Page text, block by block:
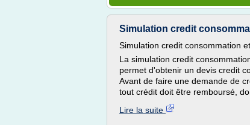
Simulation credit
Simulation credit consommation
La simulation credit
permet d'obtenir un devis credit
Avant de faire une demande de
tout crédit doit être remboursé,
Lire la suite